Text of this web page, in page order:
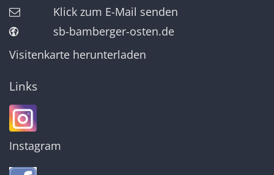
Klick zum E-Mail senden
sb-bamberger-osten.de
Visitenkarte herunterladen
Links
Instagram